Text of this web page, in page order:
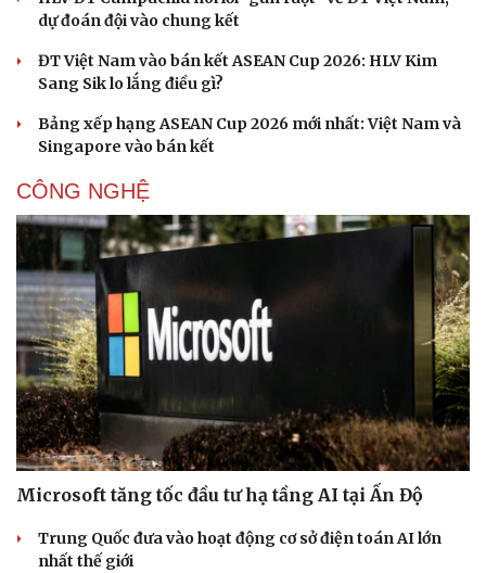
Cải chính
dự đoán đội vào chung kết
ĐT Việt Nam vào bán kết ASEAN Cup 2026: HLV Kim
Sang Sik lo lắng điều gì?
Bảng xếp hạng ASEAN Cup 2026 mới nhất: Việt Nam và
Singapore vào bán kết
CÔNG NGHỆ
Microsoft tăng tốc đầu tư hạ tầng AI tại Ấn Độ
Trung Quốc đưa vào hoạt động cơ sở điện toán AI lớn
nhất thế giới